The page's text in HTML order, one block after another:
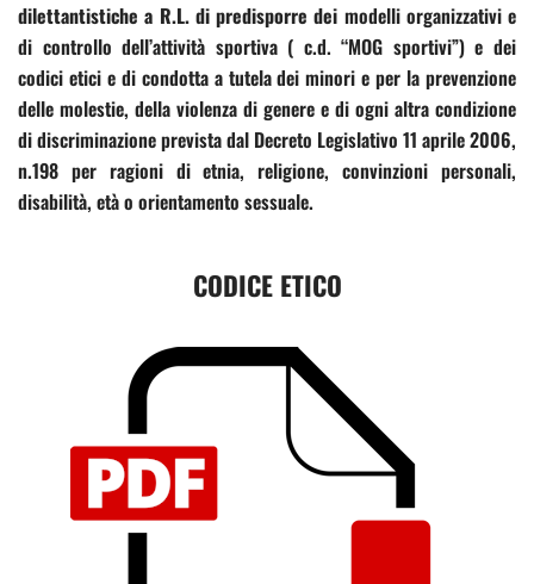
dilettantistiche a R.L. di predisporre dei modelli organizzativi e
di controllo dell’attività sportiva ( c.d. “MOG sportivi”) e dei
codici etici e di condotta a tutela dei minori e per la prevenzione
delle molestie, della violenza di genere e di ogni altra condizione
di discriminazione prevista dal Decreto Legislativo 11 aprile 2006,
n.198 per ragioni di etnia, religione, convinzioni personali,
disabilità, età o orientamento sessuale.
CODICE ETICO